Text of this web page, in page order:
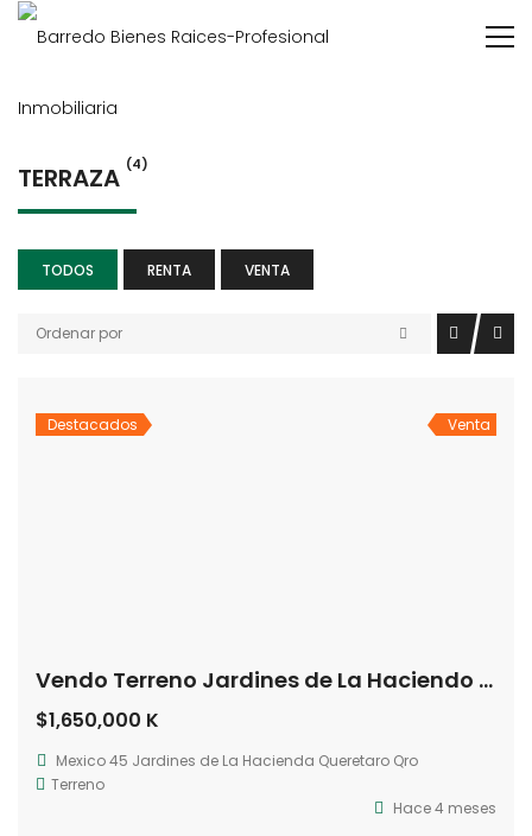
TERRAZA (4)
TODOS RENTA VENTA
Ordenar por
Destacados Venta
Vendo Terreno Jardines de La Haciendo Querétaro, Qro
$1,650,000 K
Mexico 45 Jardines de La Hacienda Queretaro Qro
Terreno
Hace 4 meses